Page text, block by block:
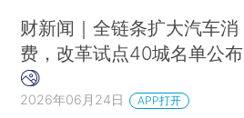
财新闻｜全链条扩大汽车消
费，改革试点40城名单公布
2026年06月24日 APP打开